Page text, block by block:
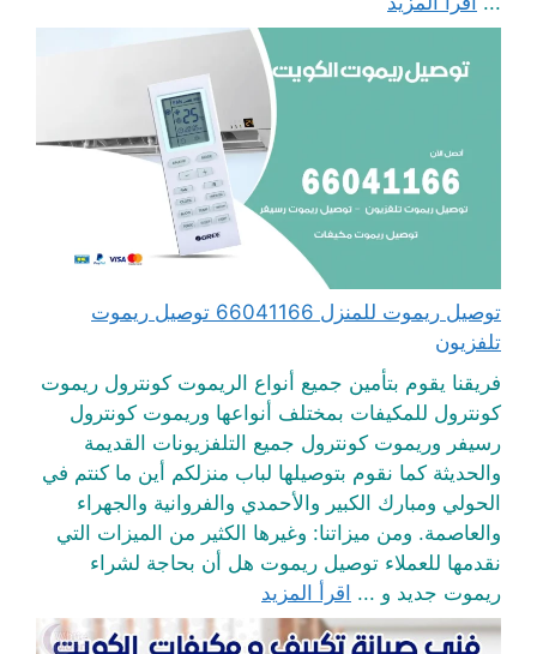
توصيل ريموت للمنزل 66041166 توصيل ريموت
تلفزيون
فريقنا يقوم بتأمين جميع أنواع الريموت كونترول ريموت
كونترول للمكيفات بمختلف أنواعها وريموت كونترول
رسيفر وريموت كونترول جميع التلفزيونات القديمة
والحديثة كما نقوم بتوصيلها لباب منزلكم أين ما كنتم في
الحولي ومبارك الكبير والأحمدي والفروانية والجهراء
والعاصمة. ومن ميزاتنا: وغيرها الكثير من الميزات التي
نقدمها للعملاء توصيل ريموت هل أن بحاجة لشراء
ريموت جديد و ... اقرأ المزيد